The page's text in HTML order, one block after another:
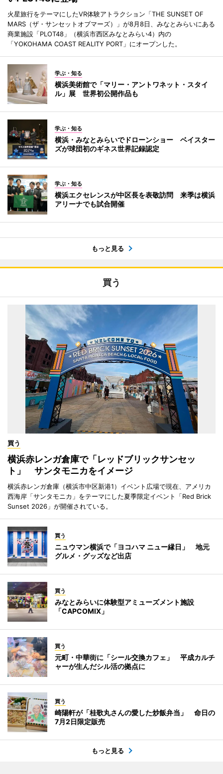
火星旅行をテーマにしたVR体験アトラクション「THE SUNSET OF
MARS（ザ・サンセットオブマーズ）」が8月8日、みなとみらいにある
商業施設「PLOT48」（横浜市西区みなとみらい4）内の
「YOKOHAMA COAST REALITY PORT」にオープンした。
学ぶ・知る
横浜美術館で「マリー・アントワネット・スタイ
ル」展 世界初公開作品も
学ぶ・知る
横浜・みなとみらいでドローンショー ベイスター
ズが球団初のギネス世界記録認定
学ぶ・知る
横浜エクセレンスが中区長を表敬訪問 来季は横浜
アリーナでも試合開催
もっと見る
買う
買う
横浜赤レンガ倉庫で「レッドブリックサンセッ
ト」 サンタモニカをイメージ
横浜赤レンガ倉庫（横浜市中区新港1）イベント広場で現在、アメリカ
西海岸「サンタモニカ」をテーマにした夏季限定イベント「Red Brick
Sunset 2026」が開催されている。
買う
ニュウマン横浜で「ヨコハマ ニュー縁日」 地元
グルメ・グッズなど出店
買う
みなとみらいに体験型アミューズメント施設
「CAPCOMIX」
買う
元町・中華街に「シール交換カフェ」 平成カルチ
ャーが生んだシル活の拠点に
買う
崎陽軒が「桂歌丸さんの愛した炒飯弁当」 命日の
7月2日限定販売
もっと見る